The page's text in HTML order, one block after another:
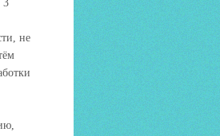
3
не